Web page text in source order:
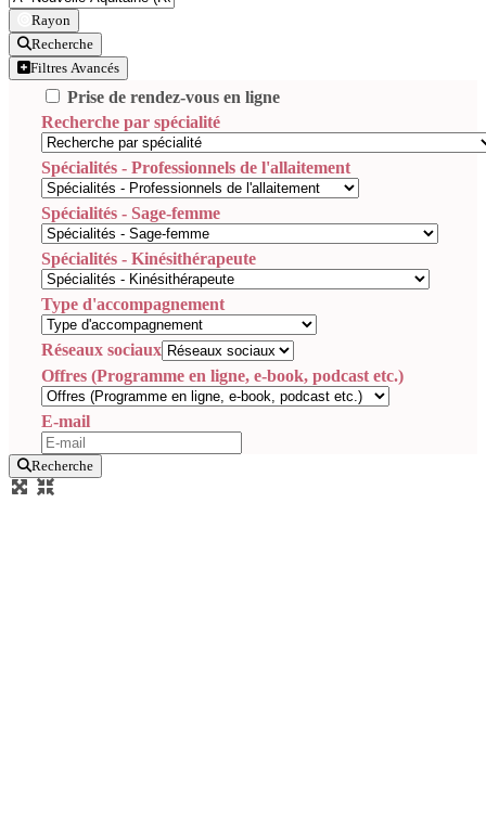
Rayon
Recherche
Filtres Avancés
Prise de rendez-vous en ligne
Recherche par spécialité
Spécialités - Professionnels de l'allaitement
Spécialités - Sage-femme
Spécialités - Kinésithérapeute
Type d'accompagnement
Réseaux sociaux
Offres (Programme en ligne, e-book, podcast etc.)
E-mail
Recherche